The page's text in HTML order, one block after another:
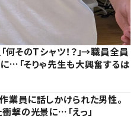
そのTシャツ！？」→職員全員
…「そりゃ先生も大興奮するは
員に話しかけられた男性。
撃の光景に…「えっ」